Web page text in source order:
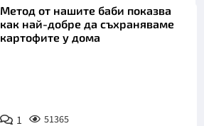
Метод от нашите баби показва
как най-добре да съхраняваме
картофите у дома
1 51365